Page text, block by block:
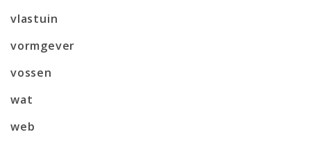
vlastuin
vormgever
vossen
wat
web